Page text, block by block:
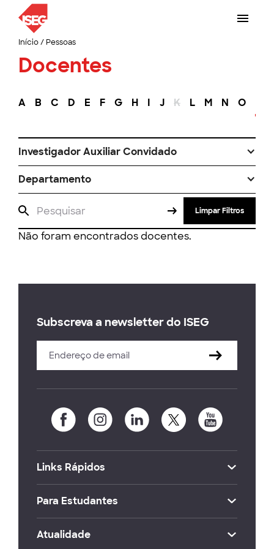
Início/ Pessoas
Docentes
A B C D E F G H I J K L M N O
Investigador Auxiliar Convidado
Departamento
Limpar Filtros
Não foram encontrados docentes.
Subscreva a newsletter do ISEG
Links Rápidos
Para Estudantes
Atualidade